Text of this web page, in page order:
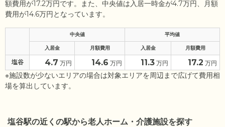
額費用が17.2万円です。また、中央値は入居一時金が4.7万円、月額
費用が14.6万円となっています。
中央値 平均値
入居金 月額費用 入居金 月額費用
塩谷 4.7 万円 14.6 万円 11.3 万円 17.2 万円
※施設数が少ないエリアの場合は対象エリアを周辺まで広げて費用相
場を算出しています。
塩谷駅の近くの駅から老人ホーム・介護施設を探す